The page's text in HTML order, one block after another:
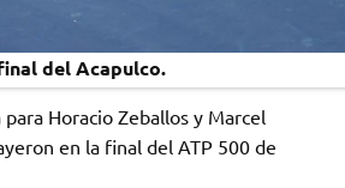
del Acapulco.
Horacio Zeballos y Marcel
en la final del ATP 500 de